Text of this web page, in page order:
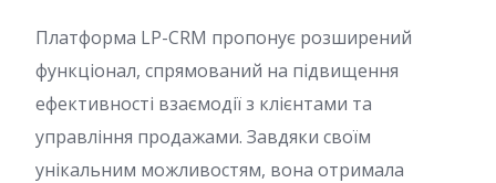
Платформа LP-CRM пропонує розширений
функціонал, спрямований на підвищення
ефективності взаємодії з клієнтами та
управління продажами. Завдяки своїм
унікальним можливостям, вона отримала